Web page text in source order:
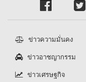
ข่าวความมั่นคง
ข่าวอาชญากรรม
ข่าวเศรษฐกิจ